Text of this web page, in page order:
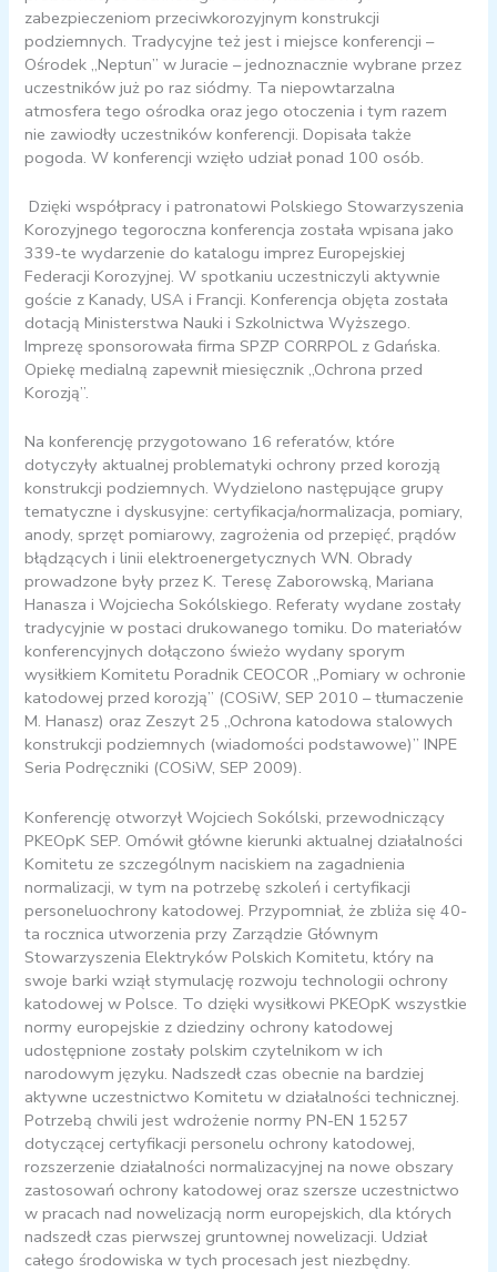
zabezpieczeniom przeciwkorozyjnym konstrukcji
podziemnych. Tradycyjne też jest i miejsce konferencji –
Ośrodek „Neptun” w Juracie – jednoznacznie wybrane przez
uczestników już po raz siódmy. Ta niepowtarzalna
atmosfera tego ośrodka oraz jego otoczenia i tym razem
nie zawiodły uczestników konferencji. Dopisała także
pogoda. W konferencji wzięło udział ponad 100 osób.
Dzięki współpracy i patronatowi Polskiego Stowarzyszenia
Korozyjnego tegoroczna konferencja została wpisana jako
339-te wydarzenie do katalogu imprez Europejskiej
Federacji Korozyjnej. W spotkaniu uczestniczyli aktywnie
goście z Kanady, USA i Francji. Konferencja objęta została
dotacją Ministerstwa Nauki i Szkolnictwa Wyższego.
Imprezę sponsorowała firma SPZP CORRPOL z Gdańska.
Opiekę medialną zapewnił miesięcznik „Ochrona przed
Korozją”.
Na konferencję przygotowano 16 referatów, które
dotyczyły aktualnej problematyki ochrony przed korozją
konstrukcji podziemnych. Wydzielono następujące grupy
tematyczne i dyskusyjne: certyfikacja/normalizacja, pomiary,
anody, sprzęt pomiarowy, zagrożenia od przepięć, prądów
błądzących i linii elektroenergetycznych WN. Obrady
prowadzone były przez K. Teresę Zaborowską, Mariana
Hanasza i Wojciecha Sokólskiego. Referaty wydane zostały
tradycyjnie w postaci drukowanego tomiku. Do materiałów
konferencyjnych dołączono świeżo wydany sporym
wysiłkiem Komitetu Poradnik CEOCOR „Pomiary w ochronie
katodowej przed korozją” (COSiW, SEP 2010 – tłumaczenie
M. Hanasz) oraz Zeszyt 25 „Ochrona katodowa stalowych
konstrukcji podziemnych (wiadomości podstawowe)” INPE
Seria Podręczniki (COSiW, SEP 2009).
Konferencję otworzył Wojciech Sokólski, przewodniczący
PKEOpK SEP. Omówił główne kierunki aktualnej działalności
Komitetu ze szczególnym naciskiem na zagadnienia
normalizacji, w tym na potrzebę szkoleń i certyfikacji
personeluochrony katodowej. Przypomniał, że zbliża się 40-
ta rocznica utworzenia przy Zarządzie Głównym
Stowarzyszenia Elektryków Polskich Komitetu, który na
swoje barki wziął stymulację rozwoju technologii ochrony
katodowej w Polsce. To dzięki wysiłkowi PKEOpK wszystkie
normy europejskie z dziedziny ochrony katodowej
udostępnione zostały polskim czytelnikom w ich
narodowym języku. Nadszedł czas obecnie na bardziej
aktywne uczestnictwo Komitetu w działalności technicznej.
Potrzebą chwili jest wdrożenie normy PN-EN 15257
dotyczącej certyfikacji personelu ochrony katodowej,
rozszerzenie działalności normalizacyjnej na nowe obszary
zastosowań ochrony katodowej oraz szersze uczestnictwo
w pracach nad nowelizacją norm europejskich, dla których
nadszedł czas pierwszej gruntownej nowelizacji. Udział
całego środowiska w tych procesach jest niezbędny.